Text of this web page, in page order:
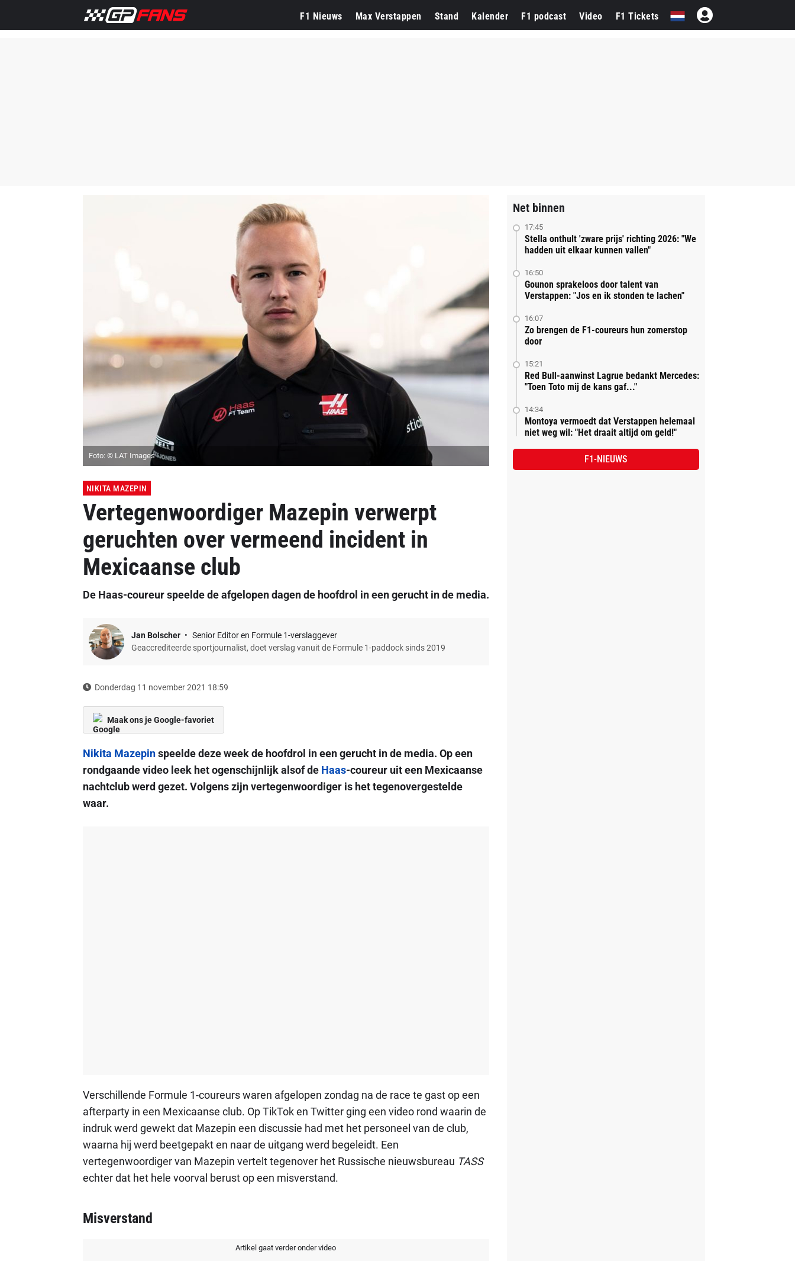
F1 Nieuws Max Verstappen Stand Kalender F1 podcast Video F1 Tickets
Foto: © LAT Images
NIKITA MAZEPIN
Vertegenwoordiger Mazepin verwerpt
geruchten over vermeend incident in
Mexicaanse club
De Haas-coureur speelde de afgelopen dagen de hoofdrol in een gerucht in de media.
Jan Bolscher
Senior Editor en Formule 1-verslaggever
Geaccrediteerde sportjournalist, doet verslag vanuit de Formule 1-paddock sinds 2019
Donderdag 11 november 2021 18:59
Maak ons je Google-favoriet
Nikita Mazepinspeelde deze week de hoofdrol in een gerucht in de media. Op een
rondgaande video leek het ogenschijnlijk alsof de Haas-coureur uit een Mexicaanse
nachtclub werd gezet. Volgens zijn vertegenwoordiger is het tegenovergestelde
waar.
Verschillende Formule 1-coureurs waren afgelopen zondag na de race te gast op een
afterparty in een Mexicaanse club. Op TikTok en Twitter ging een video rond waarin de
indruk werd gewekt dat Mazepin een discussie had met het personeel van de club,
waarna hij werd beetgepakt en naar de uitgang werd begeleidt. Een
vertegenwoordiger van Mazepin vertelt tegenover het Russische nieuwsbureau TASS
echter dat het hele voorval berust op een misverstand.
Misverstand
Artikel gaat verder onder video
Net binnen
17:45
Stella onthult 'zware prijs' richting 2026: "We
hadden uit elkaar kunnen vallen"
16:50
Gounon sprakeloos door talent van
Verstappen: "Jos en ik stonden te lachen"
16:07
Zo brengen de F1-coureurs hun zomerstop
door
15:21
Red Bull-aanwinst Lagrue bedankt Mercedes:
"Toen Toto mij de kans gaf..."
14:34
Montoya vermoedt dat Verstappen helemaal
niet weg wil: "Het draait altijd om geld!"
F1-NIEUWS